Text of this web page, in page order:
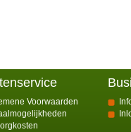
Voorwaarden